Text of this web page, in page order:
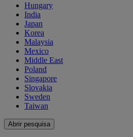
Hungary
India
Japan
Korea
Malaysia
Mexico
Middle East
Poland
Singapore
Slovakia
Sweden
Taiwan
Abrir pesquisa